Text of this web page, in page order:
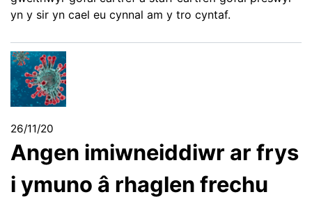
yn y sir yn cael eu cynnal am y tro cyntaf.
26/11/20
Angen imiwneiddiwr ar frys
i ymuno â rhaglen frechu